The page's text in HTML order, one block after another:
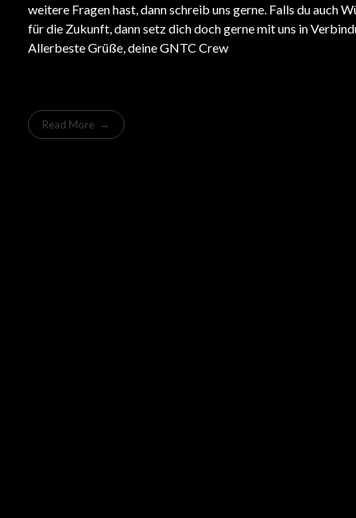
weitere Fragen hast, dann schreib uns gerne. Falls du auch
für die Zukunft, dann setz dich doch gerne mit uns in
Allerbeste Grüße, deine GNTC Crew
Read More